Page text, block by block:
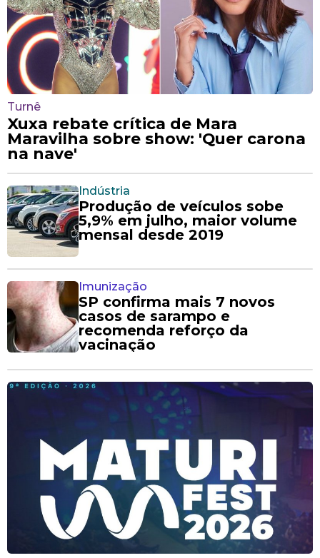
Turnê
Xuxa rebate crítica de Mara
Maravilha sobre show: 'Quer carona
na nave'
Indústria
Produção de veículos sobe
5,9% em julho, maior volume
mensal desde 2019
Imunização
SP confirma mais 7 novos
casos de sarampo e
recomenda reforço da
vacinação